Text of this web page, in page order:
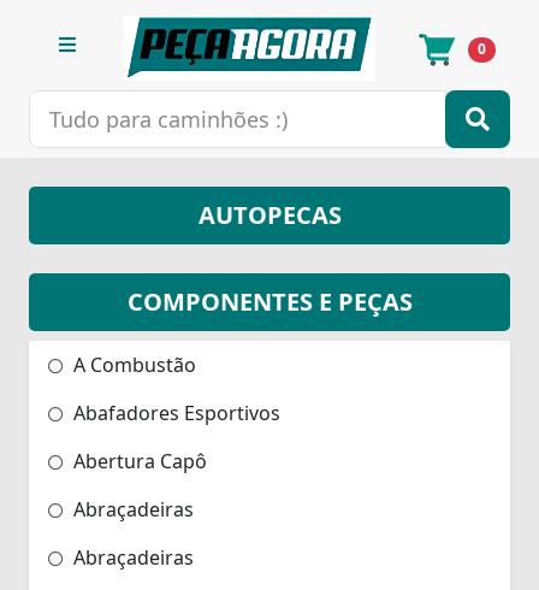
0
AUTOPECAS
COMPONENTES E PEÇAS
A Combustão
Abafadores Esportivos
Abertura Capô
Abraçadeiras
Abraçadeiras